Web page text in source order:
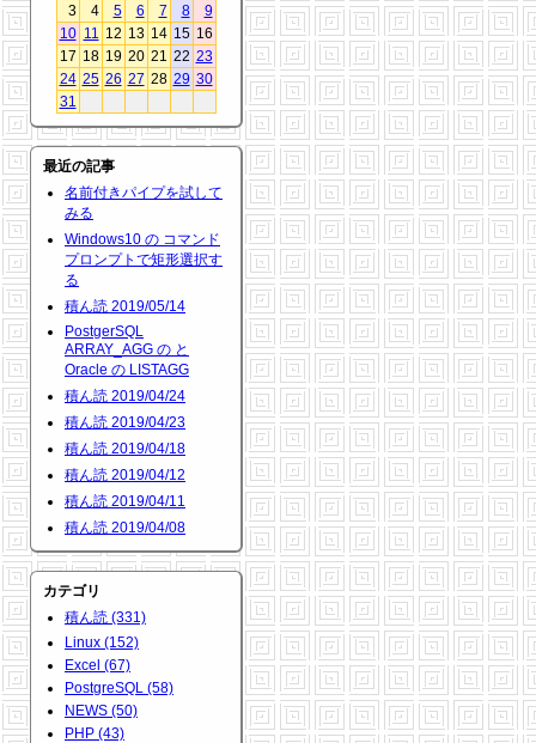
3
4 5 6 7 8
9
10 11 12 13 14 15 16
17 18 19 20 21 22 23
24 25 26 27 28 29 30
31
最近の記事
名前付きパイプを試して
みる
Windows10 の コマンド
プロンプトで矩形選択す
る
積ん読 2019/05/14
PostgerSQL
ARRAY_AGG の と
Oracle の LISTAGG
積ん読 2019/04/24
積ん読 2019/04/23
積ん読 2019/04/18
積ん読 2019/04/12
積ん読 2019/04/11
積ん読 2019/04/08
カテゴリ
積ん読 (331)
Linux (152)
Excel (67)
PostgreSQL (58)
NEWS (50)
PHP (43)